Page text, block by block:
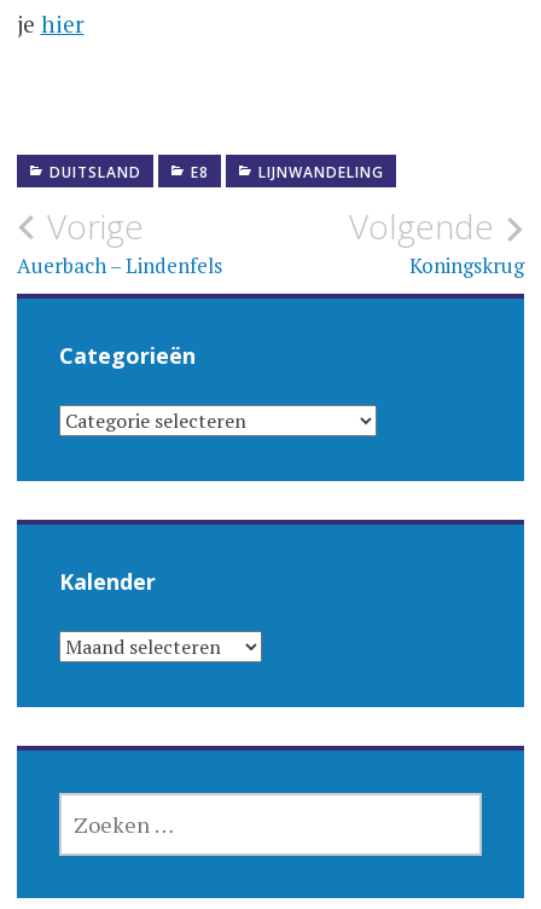
je hier
DUITSLAND E8 LIJNWANDELING
Bericht
navigatie
Vorige
Auerbach – Lindenfels
Volgende
Koningskrug
Categorieën
CATEGORIEËN
Kalender
KALENDER
NAAR: